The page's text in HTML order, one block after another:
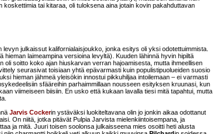
tai kitaraa, oli tuloksena aina jotain kovin pakahduttavan
julkaissut kalifornialaisjoukko, jonka esitys oli yksi odotettuimmista.
laimeampina versioina levyltä). Kuuden lähinnä hyvin hipiltä
oli soitto koko ajan hiuskarvan verran hajoamisesta, mutta ihmeellisen
seurasivat toisiaan yhtä epävarmasti kuin populistipuolueiden suosio
hieman jähmeä yleisökin innostui pikkuhiljaa intoilemaan – ei varmasti
sfääreihin parhaimmillaan nousseen esityksen kruunasi, kun
viimeiseen biisiin. En usko että kukaan lavalla tiesi mitä tapahtui, mutta
Jarvis Cockerin ystäväksi luokiteltavana olin jo jonkin aikaa odottanut
On niitä, jotka pitävät Pulpia Jarvista mielenkiintoisempana, ja
ja mitä. Juuri toisen soolonsa julkaisseena mies osoitti heti alusta